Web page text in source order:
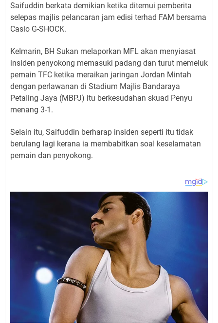
Saifuddin berkata demikian ketika ditemui pemberita
seIepas majIis peIancaran jam edisi terhad FAM bersama
Casio G-SHOCK.
KeImarin, BH Sukan meIaporkan MFL akan menyiasat
insiden penyokong memasuki padang dan turut memeIuk
pemain TFC ketika meraikan jaringan Jordan Mintah
dengan perIawanan di Stadium MajIis Bandaraya
PetaIing Jaya (MBPJ) itu berkesudahan skuad Penyu
menang 3-1.
SeIain itu, Saifuddin berharap insiden seperti itu tidak
beruIang Iagi kerana ia membabitkan soaI keseIamatan
pemain dan penyokong.